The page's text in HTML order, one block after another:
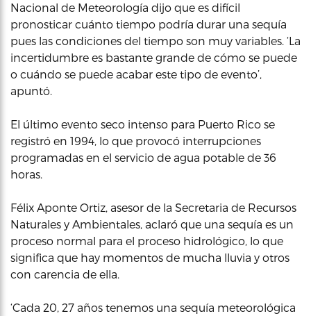
Nacional de Meteorología dijo que es difícil
pronosticar cuánto tiempo podría durar una sequía
pues las condiciones del tiempo son muy variables. ‘La
incertidumbre es bastante grande de cómo se puede
o cuándo se puede acabar este tipo de evento’,
apuntó.
El último evento seco intenso para Puerto Rico se
registró en 1994, lo que provocó interrupciones
programadas en el servicio de agua potable de 36
horas.
Félix Aponte Ortiz, asesor de la Secretaria de Recursos
Naturales y Ambientales, aclaró que una sequía es un
proceso normal para el proceso hidrológico, lo que
significa que hay momentos de mucha lluvia y otros
con carencia de ella.
‘Cada 20, 27 años tenemos una sequía meteorológica